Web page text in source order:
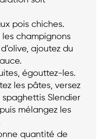
pois chiches.
les champignons
ajoutez du
égouttez-les.
les pâtes, versez
spaghettis Slendier
mélangez les
quantité de